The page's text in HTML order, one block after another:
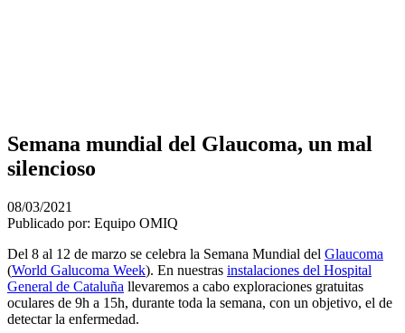
Semana mundial del Glaucoma, un mal
silencioso
08/03/2021
Publicado por: Equipo OMIQ
Del 8 al 12 de marzo se celebra la Semana Mundial del Glaucoma
(World Galucoma Week). En nuestras instalaciones del Hospital
General de Cataluña llevaremos a cabo exploraciones gratuitas
oculares de 9h a 15h, durante toda la semana, con un objetivo, el de
detectar la enfermedad.